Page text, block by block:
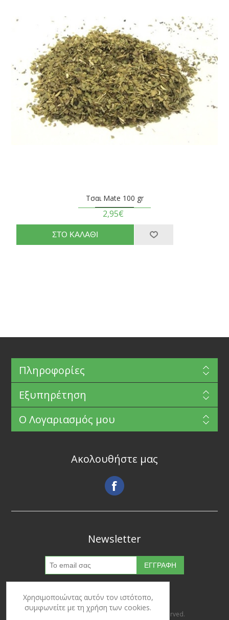
Τσαι Mate 100 gr
2,95€
Πληροφορίες
Εξυπηρέτηση
Ο Λογαριασμός μου
Ακολουθήστε μας
Newsletter
Copyright © 2026 Ypertrofes. All rights reserved.
Χρησιμοποιώντας αυτόν τον ιστότοπο,
συμφωνείτε με τη χρήση των cookies.